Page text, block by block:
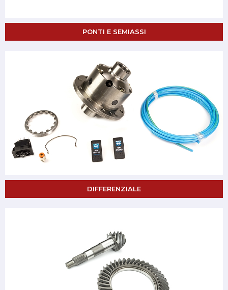
PONTI E SEMIASSI
DIFFERENZIALE